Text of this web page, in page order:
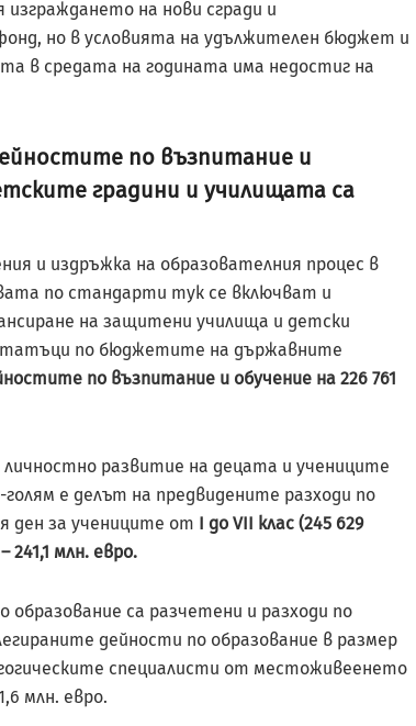
на нови сгради и
но в условията на удължителен бюджет и
в средата на годината има недостиг на
по възпитание и
градини и училищата са
и издръжка на образователния процес в
по стандарти тук се включват и
на защитени училища и детски
по бюджетите на държавните
по възпитание и обучение на 226 761
личностно развитие на децата и учениците
е делът на предвидените разходи по
ден за учениците от I до VII клас (245 629
млн. евро.
са разчетени и разходи по
дейности по образование в размер
специалисти от местоживеенето
млн. евро.